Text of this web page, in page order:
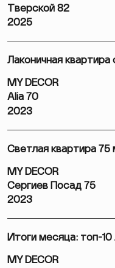
Тверской 82
2025
Лаконичная
MY DECOR
Alia 70
2023
Светлая квартира
MY DECOR
Сергиев Посад 75
2023
Итоги месяца: топ-
MY DECOR